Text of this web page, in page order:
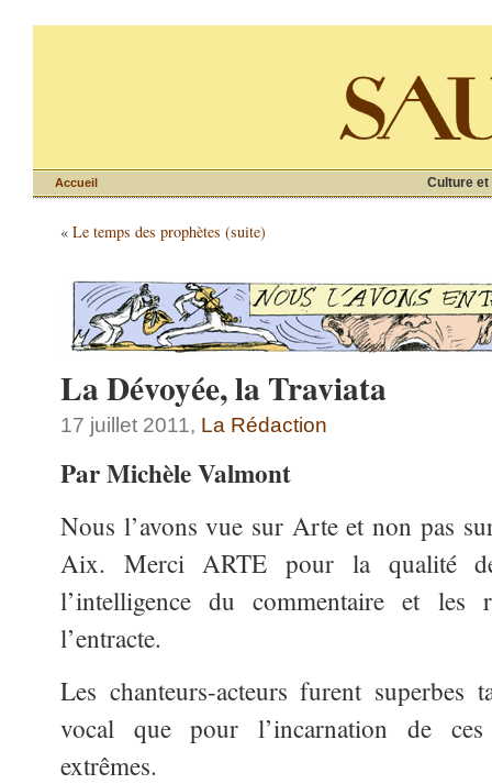
Culture et
Accueil
« Le temps des prophètes (suite)
La Dévoyée, la Traviata
17 juillet 2011, La Rédaction
Par Michèle Valmont
Nous l’avons vue sur Arte et non pas
Aix. Merci ARTE pour la qualité
l’intelligence du commentaire et les
l’entracte.
Les chanteurs-acteurs furent superbes
vocal que pour l’incarnation de ces
extrêmes.